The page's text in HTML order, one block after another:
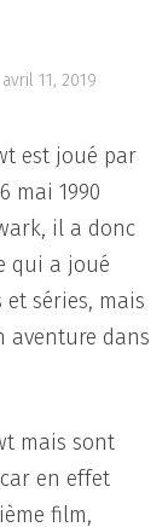
avril 11, 2019
est joué par
mai 1990
il a donc
qui a joué
séries, mais
aventure dans
mais sont
en effet
film,